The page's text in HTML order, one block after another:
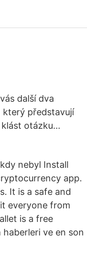
další dva
který představují
klást otázku…
nebyl Install
app.
It is a safe and
everyone from
is a free
ve en son